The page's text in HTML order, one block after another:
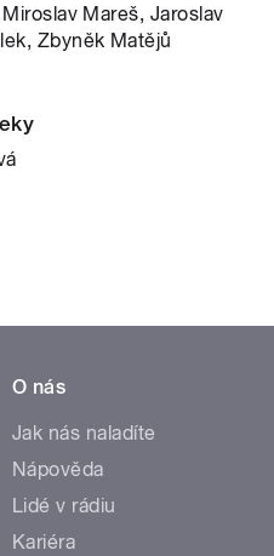
Mareš, Jaroslav
Zbyněk Matějů
O nás
Jak nás naladíte
Nápověda
Lidé v rádiu
Kariéra